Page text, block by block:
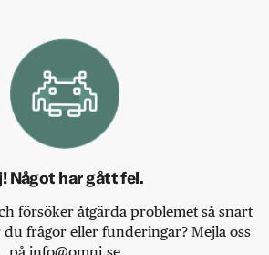
Något har gått fel.
försöker åtgärda problemet så snart
frågor eller funderingar? Mejla oss